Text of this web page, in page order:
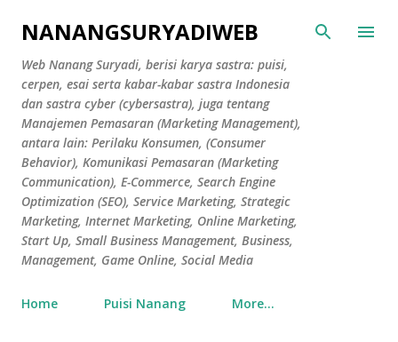
Skip to main content
NANANGSURYADIWEB
Web Nanang Suryadi, berisi karya sastra: puisi,
cerpen, esai serta kabar-kabar sastra Indonesia
dan sastra cyber (cybersastra), juga tentang
Manajemen Pemasaran (Marketing Management),
antara lain: Perilaku Konsumen, (Consumer
Behavior), Komunikasi Pemasaran (Marketing
Communication), E-Commerce, Search Engine
Optimization (SEO), Service Marketing, Strategic
Marketing, Internet Marketing, Online Marketing,
Start Up, Small Business Management, Business,
Management, Game Online, Social Media
Home Puisi Nanang More…